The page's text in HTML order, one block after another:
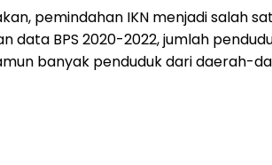
pemindahan IKN menjadi salah
BPS 2020-2022, jumlah
banyak penduduk dari daerah-